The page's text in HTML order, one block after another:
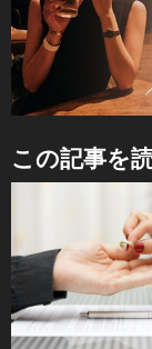
この記事を